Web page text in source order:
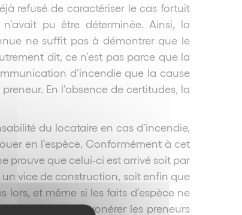
refusé de caractériser le cas fortuit
pu être déterminée. Ainsi, la
ne suffit pas à démontrer que le
dit, ce n’est pas parce que la
d’incendie que la cause
En l’absence de certitudes, la
du locataire en cas d’incendie,
en l’espèce. Conformément à cet
prouve que celui-ci est arrivé soit par
vice de construction, soit enfin que
et même si les faits d’espèce ne
suffit à exonérer les preneurs